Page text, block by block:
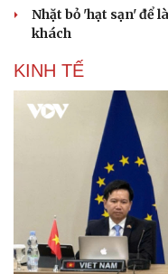
Nhặt bỏ 'hạt sạn' để
khách
KINH TẾ